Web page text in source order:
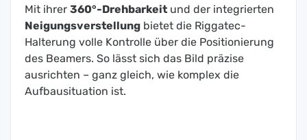
Mit ihrer 360°-Drehbarkeit und der integrierten
Neigungsverstellung bietet die Riggatec-
Halterung volle Kontrolle über die Positionierung
des Beamers. So lässt sich das Bild präzise
ausrichten – ganz gleich, wie komplex die
Aufbausituation ist.